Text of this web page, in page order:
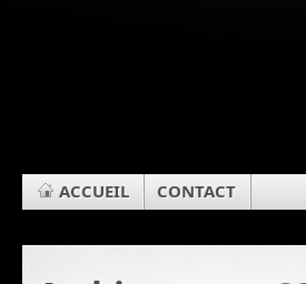
ACCUEIL CONTACT